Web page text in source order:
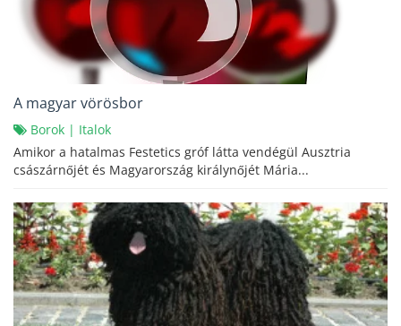
A magyar vörösbor
Borok | Italok
Amikor a hatalmas Festetics gróf látta vendégül Ausztria
császárnőjét és Magyarország királynőjét Mária...